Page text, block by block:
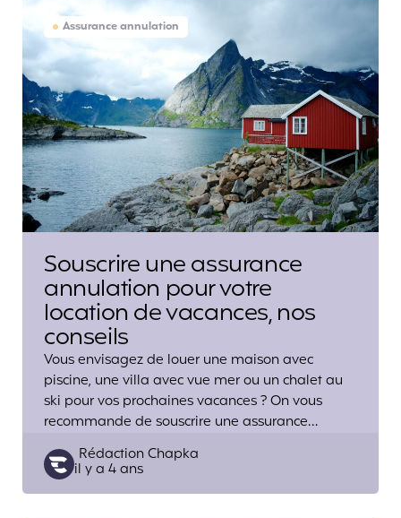
Assurance annulation
Souscrire une assurance
annulation pour votre
location de vacances, nos
conseils
Vous envisagez de louer une maison avec
piscine, une villa avec vue mer ou un chalet au
ski pour vos prochaines vacances ? On vous
recommande de souscrire une assurance…
Posted
by
Rédaction Chapka
il y a 4 ans